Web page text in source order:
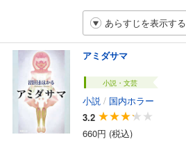
あらすじを表示する
アミダサマ
小説・文芸
小説 / 国内ホラー
3.2
660円 (税込)